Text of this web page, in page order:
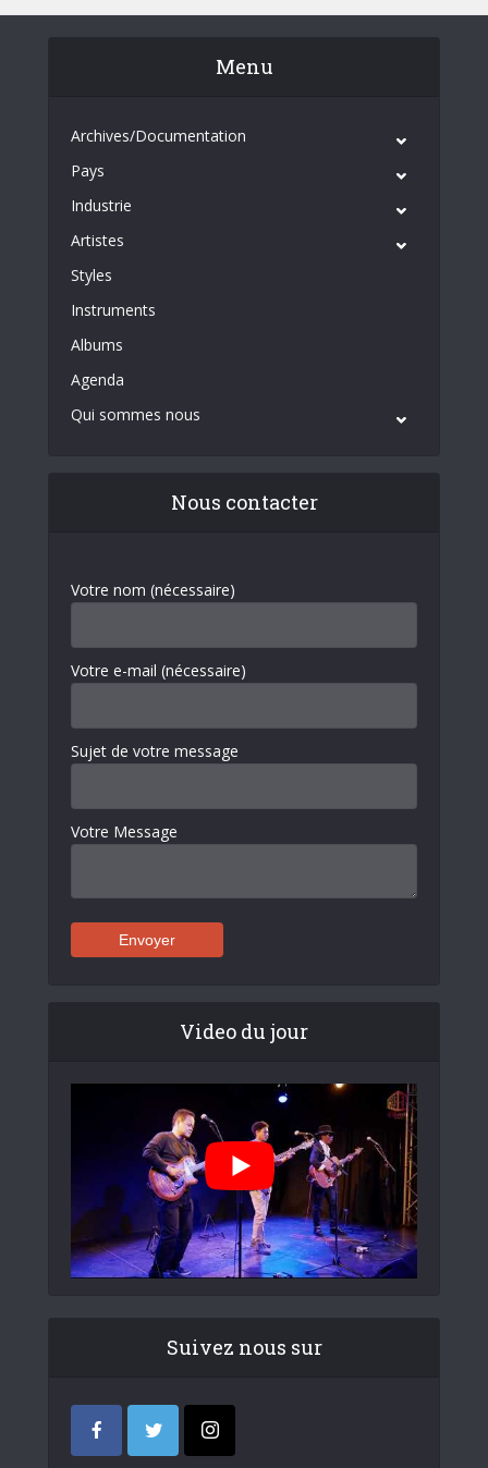
Menu
Archives/Documentation
Pays
Industrie
Artistes
Styles
Instruments
Albums
Agenda
Qui sommes nous
Nous contacter
Votre nom (nécessaire)
Votre e-mail (nécessaire)
Sujet de votre message
Votre Message
Video du jour
Suivez nous sur